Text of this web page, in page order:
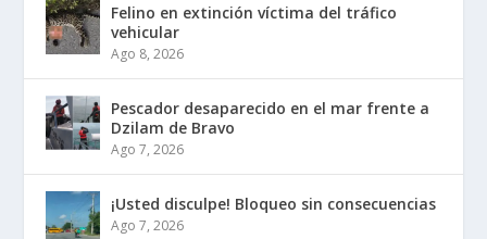
Felino en extinción víctima del tráfico
vehicular
Ago 8, 2026
Pescador desaparecido en el mar frente a
Dzilam de Bravo
Ago 7, 2026
¡Usted disculpe! Bloqueo sin consecuencias
Ago 7, 2026